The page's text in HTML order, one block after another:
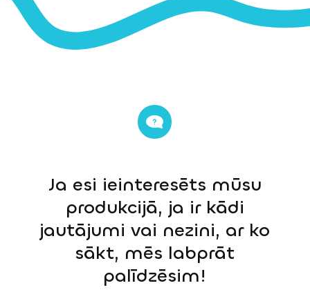
Ja esi ieinteresēts mūsu
produkcijā, ja ir kādi
jautājumi vai nezini, ar ko
sākt, mēs labprāt
palīdzēsim!